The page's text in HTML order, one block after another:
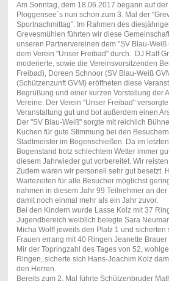
Am Sonntag, dem 18.06.2017 begann auf
Ploggensee´s nun schon zum 3. Mal der
Sportnachmittag". Im Rahmen des
Grevesmühlen führten wir diese
unseren Partnervereinen dem "SV Blau-
dem Verein "Unser Freibad" durch. DJ Ralf
moderierte, sowie die Vereinsvorsitzenden
Freibad), Doreen Schnoor (SV Blau-Weiß
(Schützenzunft GVM) eröffneten diese
Begrüßung und einer kurzen Vorstellung der
Vereine. Der Verein "Unser Freibad"
Veranstaltung gut und bot außerdem einen
Der "SV Blau-Weiß" sorgte mit reichlich
Kuchen für gute Stimmung bei den
Stadtmeister im Bogenschießen. Da im
Bogenstand trotz schlechtem Wetter immer
diesem Jahrwieder gut vorbereitet. Wir
Zudem waren wir personell sehr gut besetzt.
Wartezeiten für alle Besucher möglichst
nahmen in diesem Jahr 99 Teilnehmer an
damit noch einmal mehr als ein Jahr zuvor.
Bei den Kindern wurde Lasse Kolz mit 37
Jugendbereich weiblich belegte Sara
Micha Wolff jeweils den Platz 1 und sicherten
Frauen errang mit 40 Ringen Jeanette
Mir der Topringzahl des Tages von 52,
Ringen, sicherte sich Hans-Joachim Kolz
den Herren.
Bereits zum 2. Mal führte Schützenbruder